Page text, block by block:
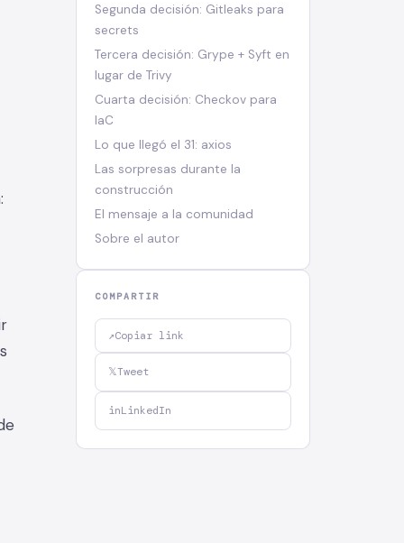
Segunda decisión: Gitleaks para
secrets
Tercera decisión: Grype + Syft en
lugar de Trivy
Cuarta decisión: Checkov para
IaC
Lo que llegó el 31: axios
Las sorpresas durante la
construcción
El mensaje a la comunidad
Sobre el autor
COMPARTIR
↗Copiar link
𝕏Tweet
inLinkedIn